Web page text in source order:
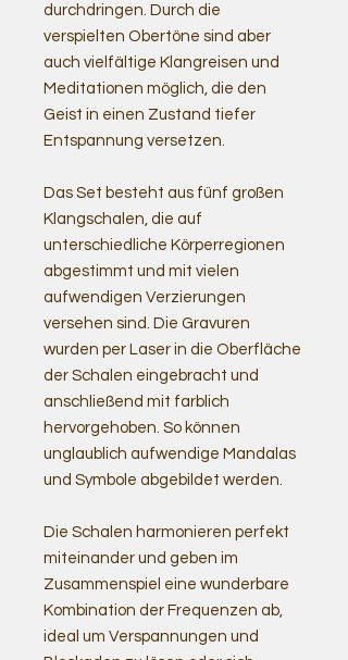
durchdringen. Durch die
verspielten Obertöne sind aber
auch vielfältige Klangreisen und
Meditationen möglich, die den
Geist in einen Zustand tiefer
Entspannung versetzen.
Das Set besteht aus fünf großen
Klangschalen, die auf
unterschiedliche Körperregionen
abgestimmt und mit vielen
aufwendigen Verzierungen
versehen sind. Die Gravuren
wurden per Laser in die Oberfläche
der Schalen eingebracht und
anschließend mit farblich
hervorgehoben. So können
unglaublich aufwendige Mandalas
und Symbole abgebildet werden.
Die Schalen harmonieren perfekt
miteinander und geben im
Zusammenspiel eine wunderbare
Kombination der Frequenzen ab,
ideal um Verspannungen und